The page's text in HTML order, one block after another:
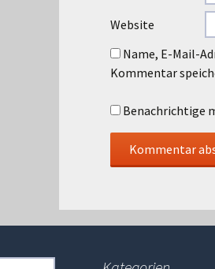
Website
Name, E-Mail-
Kommentar
Benachrichtige